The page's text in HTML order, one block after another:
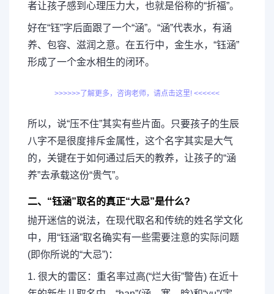
者让孩子感到心理压力大，也就是俗称的“折福”。
好在“钰”字后面跟了一个“涵”。“涵”代表水，有涵
养、包容、滋润之意。在五行中，金生水，“钰涵”
形成了一个金水相生的闭环。
>>>>>>了解更多，咨询老师，请点击这里! <<<<<<
所以，说“压不住”其实有些片面。只要孩子的生辰
八字不是很度排斥金属性，这个名字其实是大气
的，关键在于如何通过后天的教养，让孩子的“涵
养”去承载这份“贵气”。
二、“钰涵”取名的真正“大忌”是什么?
抛开迷信的说法，在现代取名和传统的姓名学文化
中，用“钰涵”取名确实有一些需要注意的实际问题
(即你所说的“大忌”)：
1. 很大的雷区：重名率过高(“烂大街”警告) 在近十